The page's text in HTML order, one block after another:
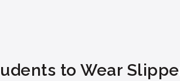
to Wear